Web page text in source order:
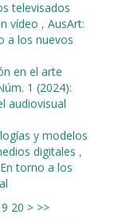
televisados
vídeo , AusArt:
a los nuevos
en el arte
1 (2024):
audiovisual
y modelos
digitales ,
torno a los
20 > >>